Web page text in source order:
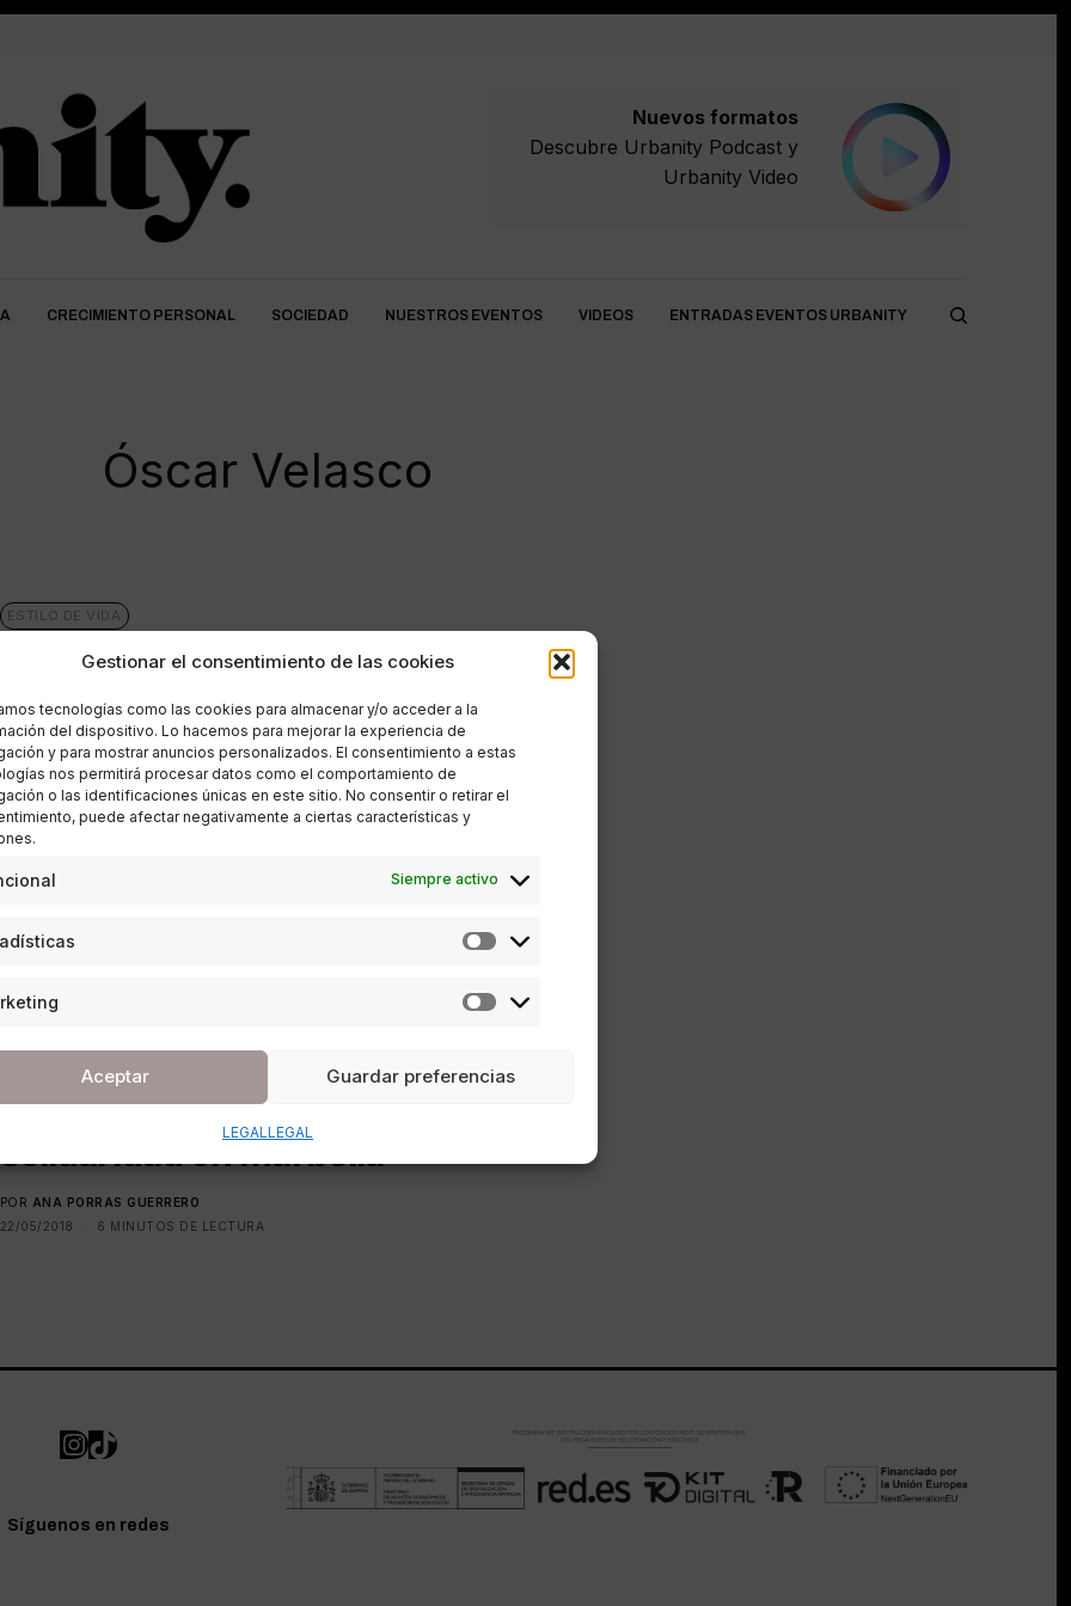
Gestionar el consentimiento de las cookies
tecnologías como las cookies para almacenar y/o acceder a la
del dispositivo. Lo hacemos para mejorar la experiencia de
y para mostrar anuncios personalizados. El consentimiento a estas
nos permitirá procesar datos como el comportamiento de
o las identificaciones únicas en este sitio. No consentir o retirar el
puede afectar negativamente a ciertas características y
Siempre activo
Aceptar Guardar preferencias
LEGAL LEGAL
Nuevos formatos
Descubre Urbanity Podcasty
Urbanity Video
CRECIMIENTO PERSONAL SOCIEDAD NUESTROS EVENTOS VIDEOS ENTRADAS EVENTOS URBANITY
Óscar Velasco
ESTILO DE VIDA
Hotel Don Pepe – A Gran
Meliá Hotel, celebrará unas
Jornadas Gastronómicas con
el chef Ricardo Álvarez
POR
ANA PORRAS GUERRERO
ESTILO DE VIDA
Chefs&Kids aúna
gastronomía, valores y
solidaridad en Marbella
POR ANA PORRAS GUERRERO
22/05/2018
6 MINUTOS DE LECTURA
Síguenos en redes